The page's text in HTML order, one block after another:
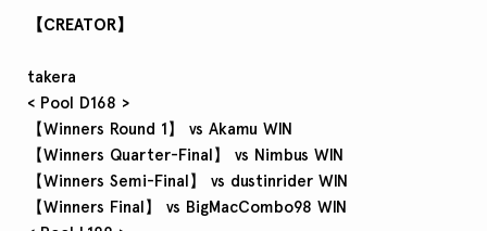
【CREATOR】
takera
< Pool D168 >
【Winners Round 1】 vs Akamu WIN
【Winners Quarter-Final】 vs Nimbus WIN
【Winners Semi-Final】 vs dustinrider WIN
【Winners Final】 vs BigMacCombo98 WIN